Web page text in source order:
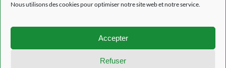
Nous utilisons des cookies pour optimiser notre site web et notre service.
Accepter
Refuser
L’actualité du Rouveroy